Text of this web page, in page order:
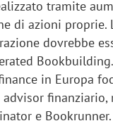
tramite
di azioni proprie.
dovrebbe
in Europa
finanziario,
e Bookrunner.